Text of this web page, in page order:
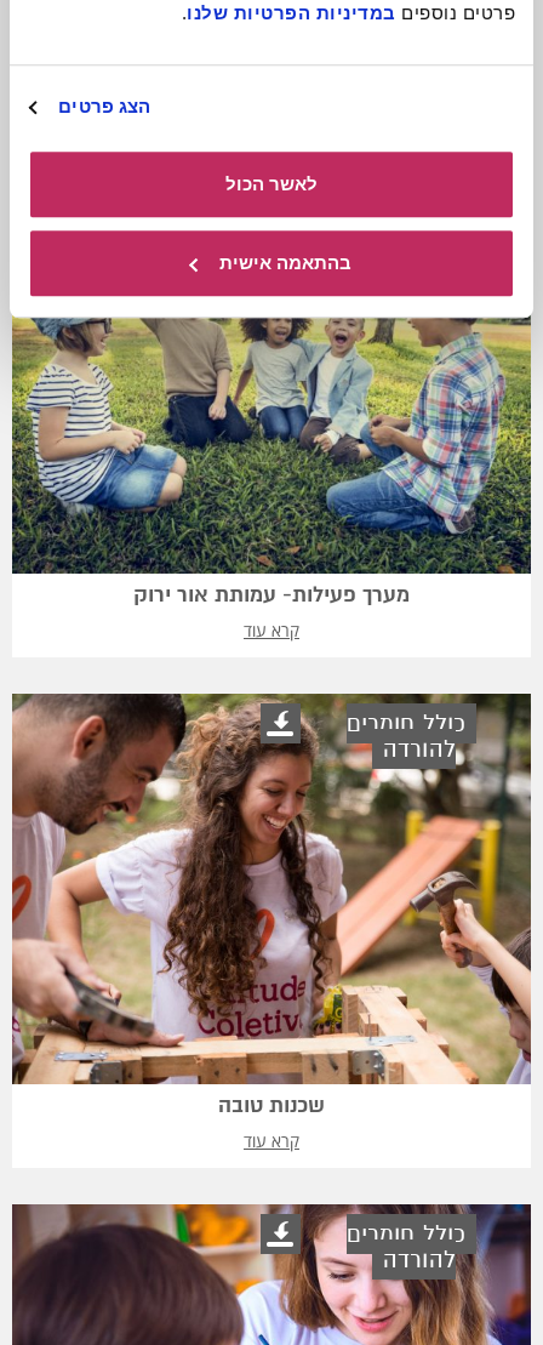
פרטים נוספים במדיניות הפרטיות שלנו.
הצג פרטים
לאשר הכול
בהתאמה אישית
כולל חומרים
להורדה
מערך פעילות- עמותת אור ירוק
קרא עוד
כולל חומרים
להורדה
שכנות טובה
קרא עוד
כולל חומרים
להורדה